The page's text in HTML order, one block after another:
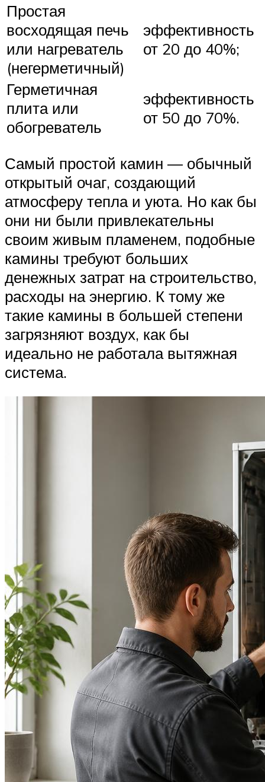
Простая
восходящая печь
или нагреватель
(негерметичный)
эффективность
от 20 до 40%;
Герметичная
плита или
обогреватель
эффективность
от 50 до 70%.
Самый простой камин — обычный
открытый очаг, создающий
атмосферу тепла и уюта. Но как бы
они ни были привлекательны
своим живым пламенем, подобные
камины требуют больших
денежных затрат на строительство,
расходы на энергию. К тому же
такие камины в большей степени
загрязняют воздух, как бы
идеально не работала вытяжная
система.